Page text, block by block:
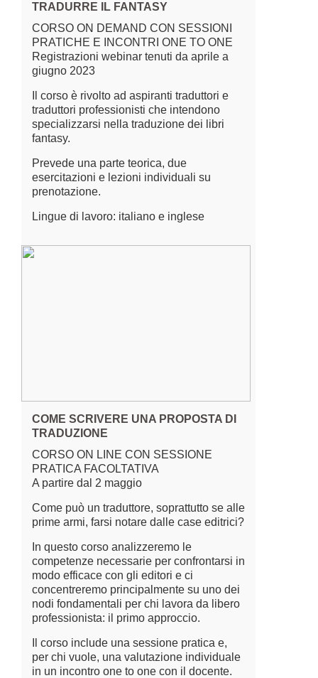
TRADURRE IL FANTASY
CORSO ON DEMAND CON SESSIONI
PRATICHE E INCONTRI ONE TO ONE
Registrazioni webinar tenuti da aprile a
giugno 2023
Il corso è rivolto ad aspiranti traduttori e
traduttori professionisti che intendono
specializzarsi nella traduzione dei libri
fantasy.
Prevede una parte teorica, due
esercitazioni e lezioni individuali su
prenotazione.
Lingue di lavoro: italiano e inglese
COME SCRIVERE UNA PROPOSTA DI
TRADUZIONE
CORSO ON LINE CON SESSIONE
PRATICA FACOLTATIVA
A partire dal 2 maggio
Come può un traduttore, soprattutto se alle
prime armi, farsi notare dalle case editrici?
In questo corso analizzeremo le
competenze necessarie per confrontarsi in
modo efficace con gli editori e ci
concentreremo principalmente su uno dei
nodi fondamentali per chi lavora da libero
professionista: il primo approccio.
Il corso include una sessione pratica e,
per chi vuole, una valutazione individuale
in un incontro one to one con il docente.